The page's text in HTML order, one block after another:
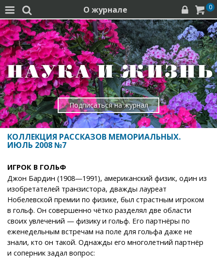
  О журнале   0
Подписаться на журнал
КОЛЛЕКЦИЯ РАССКАЗОВ МЕМОРИАЛЬНЫХ.
ИЮЛЬ 2008 №7
ИГРОК В ГОЛЬФ
Джон Бардин (1908—1991), американский физик, один из
изобретателей транзистора, дважды лауреат
Нобелевской премии по физике, был страстным игроком
в гольф. Он совершенно чётко разделял две области
своих увлечений — физику и гольф. Его партнёры по
еженедельным встречам на поле для гольфа даже не
знали, кто он такой. Однажды его многолетний партнёр
и соперник задал вопрос: